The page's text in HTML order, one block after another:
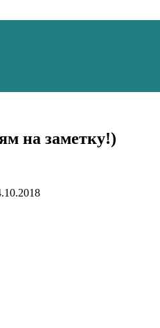
на заметку!)